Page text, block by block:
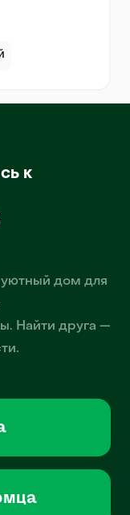
к
уютный дом для
Найти друга —